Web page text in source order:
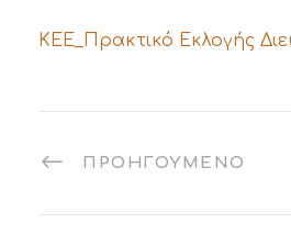
ΚΕΕ_Πρακτικό Εκλογής
ΠΡΟΗΓΟΎΜΕΝΟ